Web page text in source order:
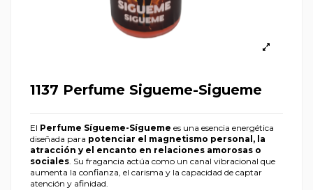
1137 Perfume Sigueme-Sigueme
El Perfume Sígueme-Sígueme es una esencia energética
diseñada para potenciar el magnetismo personal, la
atracción y el encanto en relaciones amorosas o
sociales. Su fragancia actúa como un canal vibracional que
aumenta la confianza, el carisma y la capacidad de captar
atención y afinidad.